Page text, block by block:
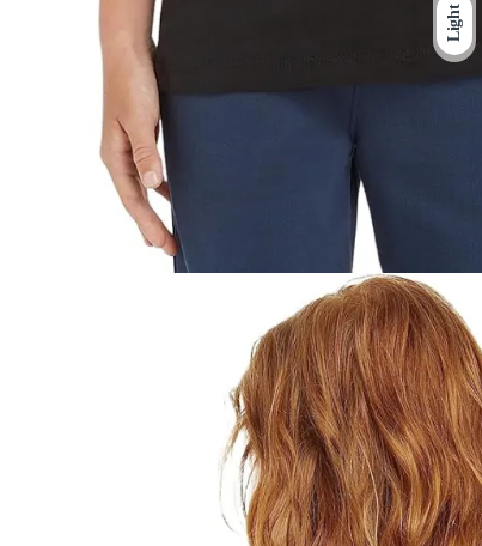
Light